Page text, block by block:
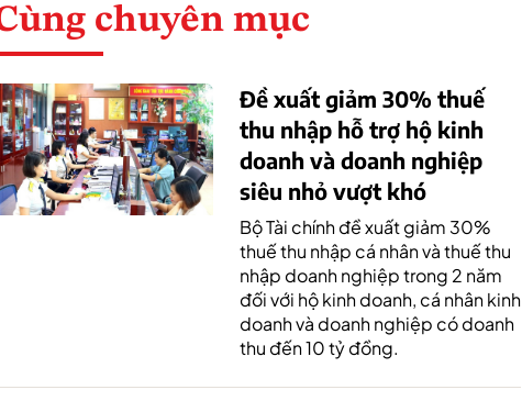
chuyên mục
Đề xuất giảm 30% thuế
thu nhập hỗ trợ hộ kinh
doanh và doanh nghiệp
siêu nhỏ vượt khó
Bộ Tài chính đề xuất giảm 30%
thuế thu nhập cá nhân và thuế thu
nhập doanh nghiệp trong 2 năm
đối với hộ kinh doanh, cá nhân kinh
doanh và doanh nghiệp có doanh
thu đến 10 tỷ đồng.